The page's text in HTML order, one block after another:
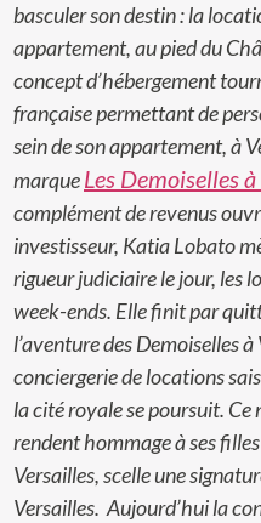
basculer son destin : la
appartement, au pied du
concept d’hébergement
française permettant de
sein de son appartement, à
marqueLes Demoiselles
complément de revenus
investisseur, Katia Lobato
rigueur judiciaire le jour, les
week-ends. Elle finit par
l’aventure des Demoiselles
conciergerie de locations
la cité royale se poursuit. Ce
rendent hommage à ses
Versailles, scelle une
Versailles. Aujourd’hui la